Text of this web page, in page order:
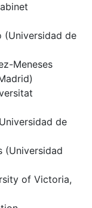
(Universidad de
Meneses
de
(Universidad
of Victoria,